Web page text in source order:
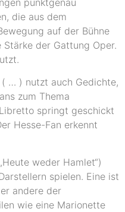
punktgenau
die aus dem
auf der Bühne
der Gattung Oper.
… ) nutzt auch Gedichte,
zum Thema
springt geschickt
Hesse-Fan erkennt
weder Hamlet“)
spielen. Eine ist
andere der
wie eine Marionette